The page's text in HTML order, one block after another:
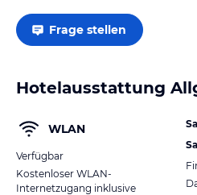
Frage stellen
Hotelausstattung
WLAN
Verfügbar
Kostenloser WLAN-
Internetzugang inklusive